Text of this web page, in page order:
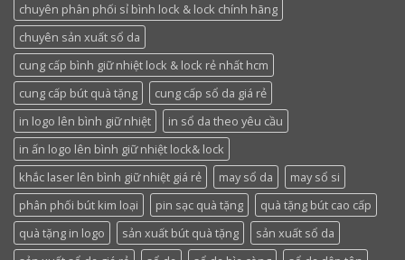
chuyên phân phối sỉ bình lock & lock chính hãng
chuyên sản xuất sổ da
cung cấp bình giữ nhiệt lock & lock rẻ nhất hcm
cung cấp bút quà tặng
cung cấp sổ da giá rẻ
in logo lên bình giữ nhiệt
in sổ da theo yêu cầu
in ấn logo lên bình giữ nhiệt lock& lock
khắc laser lên bình giữ nhiệt giá rẻ
may sổ da
may sổ si
phân phối bút kim loại
pin sạc quà tặng
quà tặng bút cao cấp
quà tặng in logo
sản xuất bút quà tặng
sản xuất sổ da